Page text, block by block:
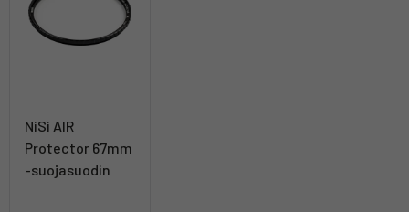
NiSi AIR
Protector 67mm
-suojasuodin